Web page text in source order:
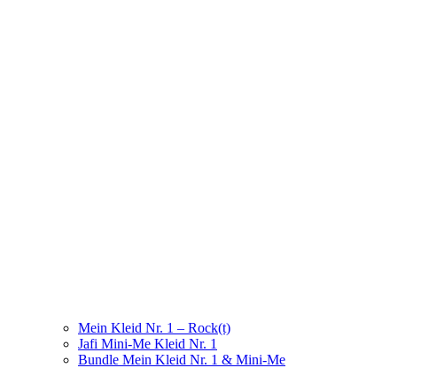
Mein Kleid Nr. 1 – Rock(t)
Jafi Mini-Me Kleid Nr. 1
Bundle Mein Kleid Nr. 1 & Mini-Me